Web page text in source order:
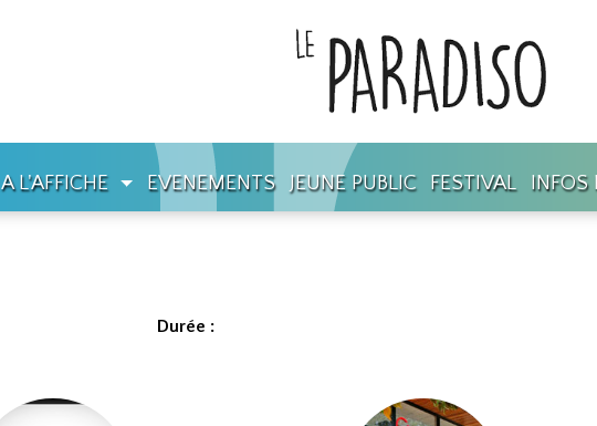
A L'AFFICHE EVENEMENTS JEUNE PUBLIC FESTIVAL INFOS
Durée :